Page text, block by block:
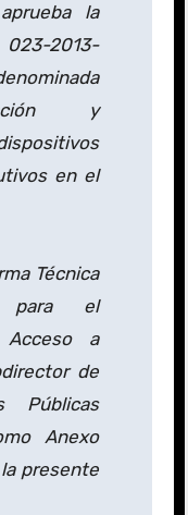
la
2013-
y
en el
Técnica
para el
Acceso a
de
Públicas
Anexo
presente